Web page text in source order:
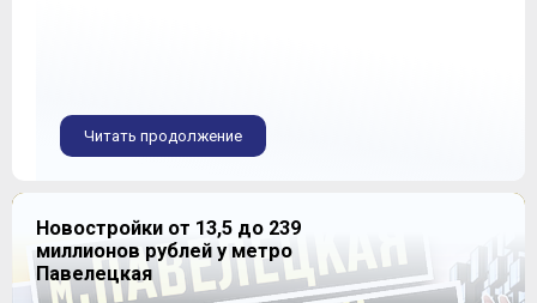
Читать продолжение
Новостройки от 13,5 до 239
миллионов рублей у метро
Павелецкая